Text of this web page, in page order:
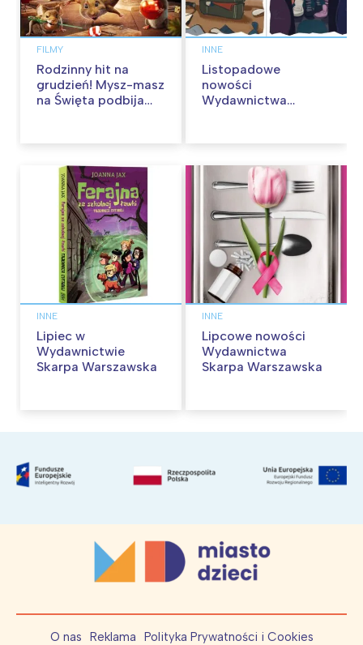
FILMY
Rodzinny hit na
grudzień! Mysz-masz
na Święta podbija
INNE
Listopadowe
nowości
Wydawnictwa
INNE
Lipiec w
Wydawnictwie
Skarpa Warszawska
INNE
Lipcowe nowości
Wydawnictwa
Skarpa Warszawska
O nas Reklama Polityka Prywatności i Cookies